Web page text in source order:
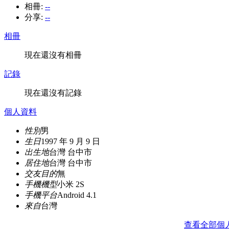
相冊: --
分享: --
相冊
現在還沒有相冊
記錄
現在還沒有記錄
個人資料
性別男
生日1997 年 9 月 9 日
出生地台灣 台中市
居住地台灣 台中市
交友目的無
手機機型小米 2S
手機平台Android 4.1
來自台灣
查看全部個